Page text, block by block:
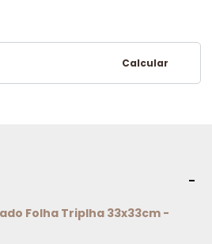
Calcular
Folha Triplha 33x33cm -